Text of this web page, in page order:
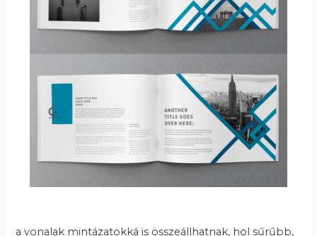
a vonalak mintázatokká is összeállhatnak, hol sűrűbb,